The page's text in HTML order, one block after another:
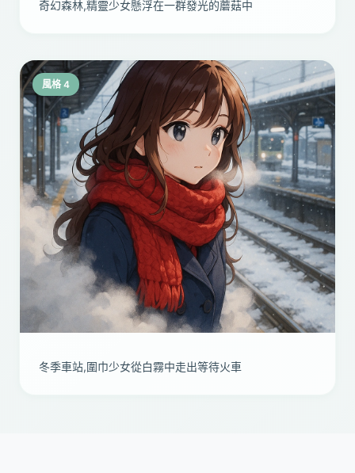
奇幻森林,精靈少女懸浮在一群發光的蘑菇中
風格 4
冬季車站,圍巾少女從白霧中走出等待火車